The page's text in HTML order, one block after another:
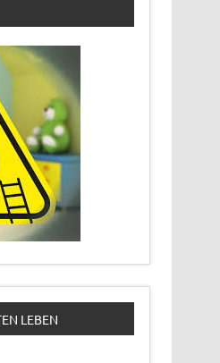
LEBEN